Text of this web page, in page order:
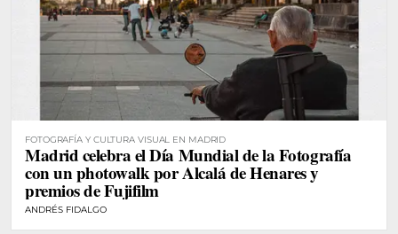
FOTOGRAFÍA Y CULTURA VISUAL EN MADRID
Madrid celebra el Día Mundial de la Fotografía
con un photowalk por Alcalá de Henares y
premios de Fujifilm
ANDRÉS FIDALGO